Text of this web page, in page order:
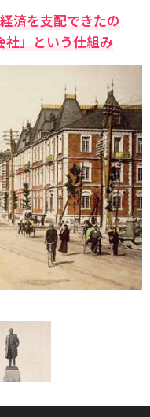
済を支配できたの
社」という仕組み